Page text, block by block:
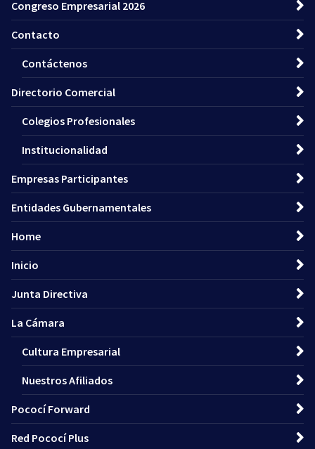
Congreso Empresarial 2026
Contacto
Contáctenos
Directorio Comercial
Colegios Profesionales
Institucionalidad
Empresas Participantes
Entidades Gubernamentales
Home
Inicio
Junta Directiva
La Cámara
Cultura Empresarial
Nuestros Afiliados
Pococí Forward
Red Pococí Plus